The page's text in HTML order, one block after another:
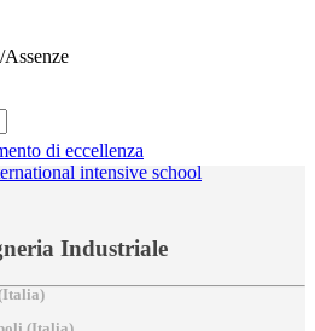
Industriale